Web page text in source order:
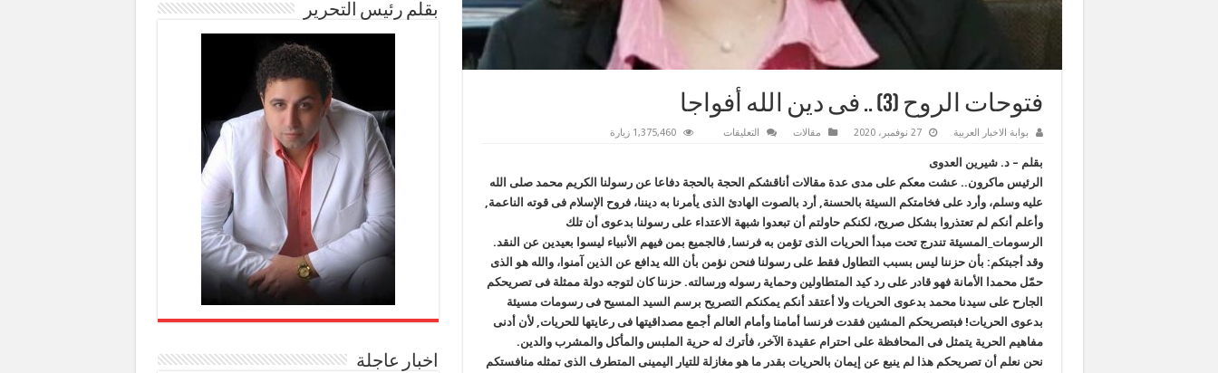
فتوحات الروح (3) .. فى دين الله أفواجا
بوابة الاخبار العربية 27 نوفمبر، 2020 مقالات التعليقات
..
فى
دين
أفواجا
مغلقة
1,375,460 زيارة
بقلم – د. شيرين العدوى
الرئيس ماكرون.. عشت معكم على مدى عدة مقالات أناقشكم الحجة بالحجة دفاعا عن رسولنا الكريم محمد صلى الله
عليه وسلم، وأرد على فخامتكم السيئة بالحسنة, أرد بالصوت الهادئ الذى يأمرنا به ديننا، فروح الإسلام فى قوته الناعمة,
وأعلم أنكم لم تعتذروا بشكل صريح، لكنكم حاولتم أن تبعدوا شبهة الاعتداء على رسولنا بدعوى أن تلك
الرسومات_المسيئة تندرج تحت مبدأ الحريات الذى تؤمن به فرنسا, فالجميع بمن فيهم الأنبياء ليسوا بعيدين عن النقد.
وقد أجبتكم: بأن حزننا ليس بسبب التطاول فقط على رسولنا فنحن نؤمن بأن الله يدافع عن الذين آمنوا، والله هو الذى
حمّل محمدا الأمانة فهو قادر على رد كيد المتطاولين وحماية رسوله ورسالته. حزننا كان لتوجه دولة ممثلة فى تصريحكم
الجارح على سيدنا محمد بدعوى الحريات ولا أعتقد أنكم يمكنكم التصريح برسم السيد المسيح فى رسومات مسيئة
بدعوى الحريات! فبتصريحكم المشين فقدت فرنسا أمامنا وأمام العالم أجمع مصداقيتها فى رعايتها للحريات, لأن أدنى
مفاهيم الحرية يتمثل فى المحافظة على احترام عقيدة الآخر، فأترك له حرية الملبس والمأكل والمشرب والدين.
نحن نعلم أن تصريحكم هذا لم ينبع عن إيمان بالحريات بقدر ما هو مغازلة للتيار اليمينى المتطرف الذى تمثله منافستكم
بقلم رئيس التحرير
اخبار عاجلة